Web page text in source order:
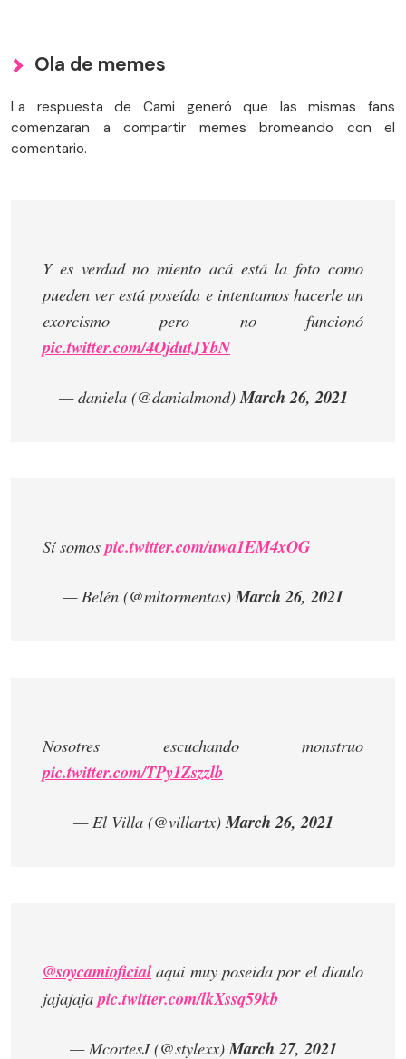
Ola de memes
La respuesta de Cami generó que las mismas fans
comenzaran a compartir memes bromeando con el
comentario.
Y es verdad no miento acá está la foto como
pueden ver está poseída e intentamos hacerle un
exorcismo pero no funcionó
pic.twitter.com/4OjdutJYbN
— daniela (@danialmond)March 26, 2021
Sí somospic.twitter.com/uwa1EM4xOG
— Belén (@mltormentas)March 26, 2021
Nosotres escuchando monstruo
pic.twitter.com/TPy1Zszzlb
— El Villa (@villartx)March 26, 2021
@soycamioficialaqui muy poseida por el diaulo
jajajajapic.twitter.com/lkXssq59kb
— McortesJ (@stylexx)March 27, 2021